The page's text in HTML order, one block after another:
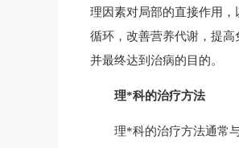
理因素对局部的直接作用
循环，改善营养代谢，提
并最终达到治病的目的。
理*科的治疗方法
理*科的治疗方法通常